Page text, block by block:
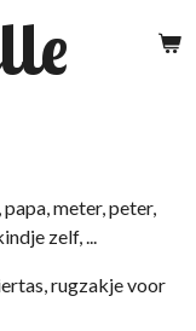
meter, peter,
zelf, ...
rugzakje voor